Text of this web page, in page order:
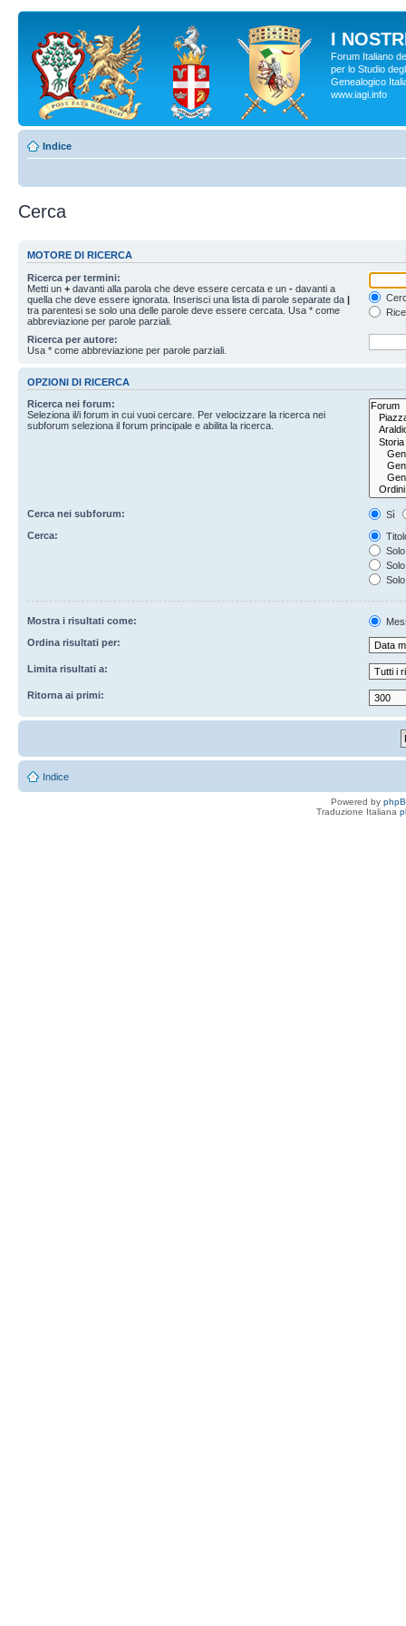
I
Forum Italiano
per lo Studio
Genealogico
www.iagi.info
Indice
Cerca
MOTORE DI RICERCA
Ricerca per termini:
Metti un + davanti alla parola che deve essere cercata e un - davanti a
quella che deve essere ignorata. Inserisci una lista di parole separate da |
tra parentesi se solo una delle parole deve essere cercata. Usa * come
abbreviazione per parole parziali.
Ricerca per autore:
Usa * come abbreviazione per parole parziali.
OPZIONI DI RICERCA
Ricerca nei forum:
Seleziona il/i forum in cui vuoi cercare. Per velocizzare la ricerca nei
subforum seleziona il forum principale e abilita la ricerca.
Cerca nei subforum:
Sì
Cerca:
Mostra i risultati come:
Ordina risultati per:
Limita risultati a:
Ritorna ai primi:
Indice
Powered by
Traduzione Italiana